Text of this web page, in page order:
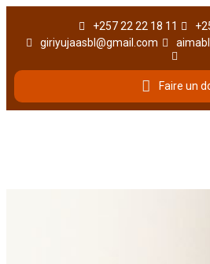
+257 22 22 18 11
giriyujaasbl@gmail.com
Faire un